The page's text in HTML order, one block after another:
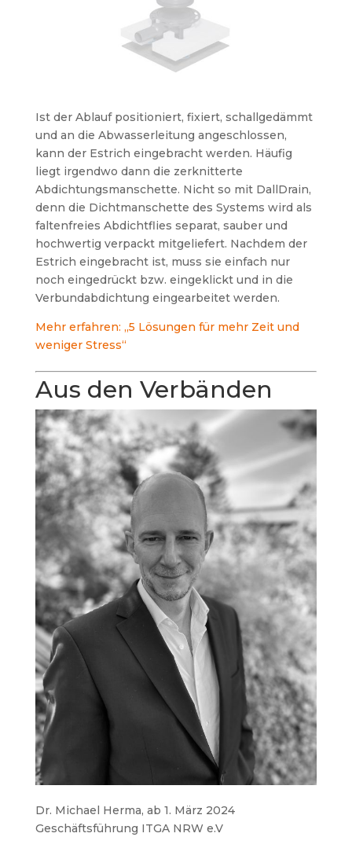
Ist der Ablauf positioniert, fixiert, schallgedämmt
und an die Abwasserleitung angeschlossen,
kann der Estrich eingebracht werden. Häufig
liegt irgendwo dann die zerknitterte
Abdichtungsmanschette. Nicht so mit DallDrain,
denn die Dichtmanschette des Systems wird als
faltenfreies Abdichtflies separat, sauber und
hochwertig verpackt mitgeliefert. Nachdem der
Estrich eingebracht ist, muss sie einfach nur
noch eingedrückt bzw. eingeklickt und in die
Verbundabdichtung eingearbeitet werden.
Mehr erfahren: „5 Lösungen für mehr Zeit und
weniger Stress“
Aus den Verbänden
Dr. Michael Herma, ab 1. März 2024
Geschäftsführung ITGA NRW e.V